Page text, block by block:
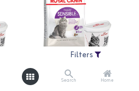
Filters
Home
Search